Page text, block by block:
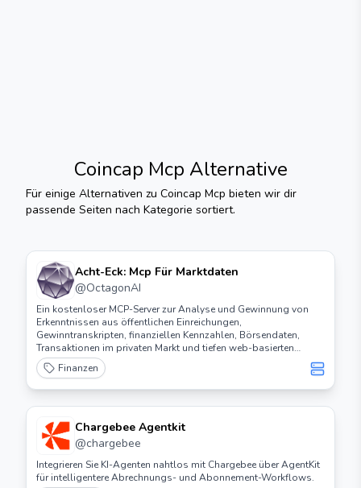
Coincap Mcp Alternative
Für einige Alternativen zu Coincap Mcp bieten wir dir
passende Seiten nach Kategorie sortiert.
Acht-Eck: Mcp Für Marktdaten
@OctagonAI
Ein kostenloser MCP-Server zur Analyse und Gewinnung von
Erkenntnissen aus öffentlichen Einreichungen,
Gewinntranskripten, finanziellen Kennzahlen, Börsendaten,
Transaktionen im privaten Markt und tiefen web-basierten
Recherchen innerhalb von Claude Desktop und anderen
beliebten MCP-Clients.
Finanzen
Chargebee Agentkit
@chargebee
Integrieren Sie KI-Agenten nahtlos mit Chargebee über AgentKit
für intelligentere Abrechnungs- und Abonnement-Workflows.